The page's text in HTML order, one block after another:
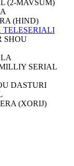
(2-MAVSUM)
(HIND)
SHOU
SERIAL
DASTURI
(XORIJ)